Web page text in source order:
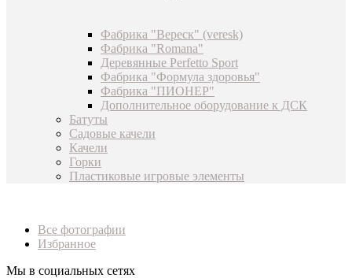
Фабрика "Вереск" (veresk)
Фабрика "Romana"
Деревянные Perfetto Sport
Фабрика "Формула здоровья"
Фабрика "ПИОНЕР"
Дополнительное оборудование к ДСК
Батуты
Садовые качели
Качели
Горки
Пластиковые игровые элементы
Все фотографии
Избранное
Мы в социальных сетях